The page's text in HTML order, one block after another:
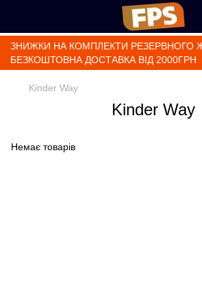
ЗНИЖКИ НА КОМПЛЕКТИ РЕЗЕРВНОГО
БЕЗКОШТОВНА ДОСТАВКА ВІД 2000ГРН
Kinder Way
Kinder Way
Немає товарів